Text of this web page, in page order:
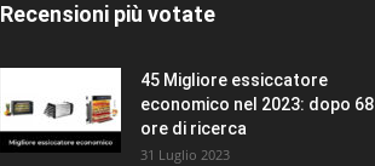
Recensioni più votate
45 Migliore essiccatore
economico nel 2023: dopo 68
ore di ricerca
31 Luglio 2023